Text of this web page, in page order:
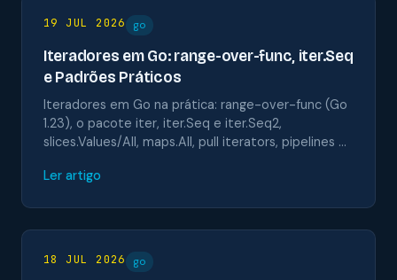
19 JUL 2026 go
Iteradores em Go: range-over-func, iter.Seq
e Padrões Práticos
Iteradores em Go na prática: range-over-func (Go
1.23), o pacote iter, iter.Seq e iter.Seq2,
slices.Values/All, maps.All, pull iterators, pipelines …
Ler artigo
18 JUL 2026 go